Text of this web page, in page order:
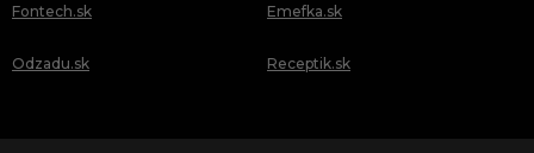
Fontech.sk
Odzadu.sk
Emefka.sk
Receptik.sk